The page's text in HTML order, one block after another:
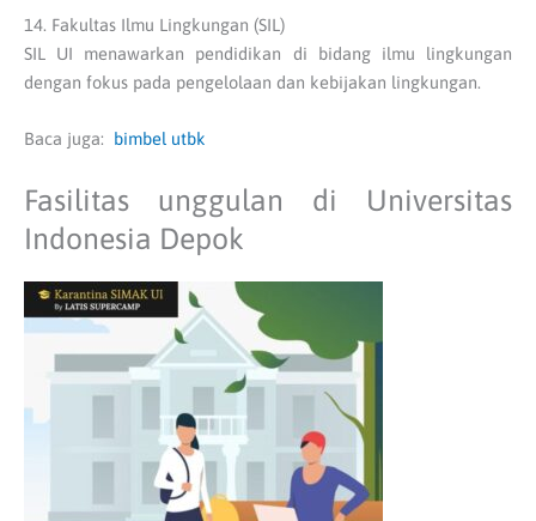
14. Fakultas Ilmu Lingkungan (SIL)
SIL UI menawarkan pendidikan di bidang ilmu lingkungan
dengan fokus pada pengelolaan dan kebijakan lingkungan.
Baca juga: bimbel utbk
Fasilitas unggulan di Universitas
Indonesia Depok